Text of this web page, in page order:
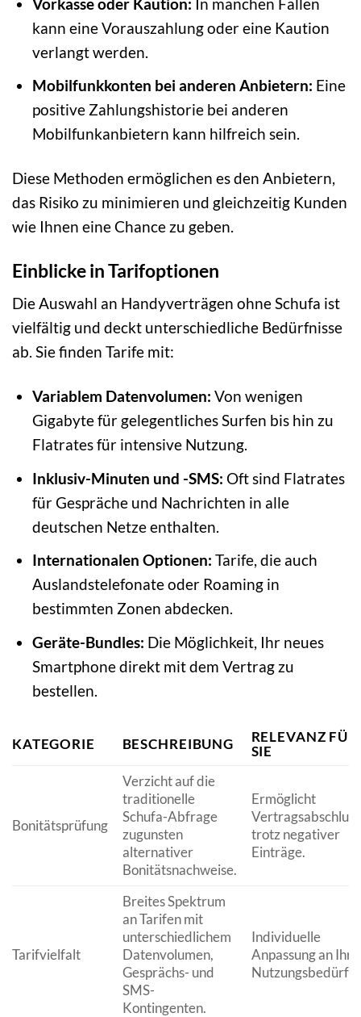
kann eine Vorauszahlung oder eine Kaution
verlangt werden.
Mobilfunkkonten bei anderen Anbietern: Eine
positive Zahlungshistorie bei anderen
Mobilfunkanbietern kann hilfreich sein.
Diese Methoden ermöglichen es den Anbietern,
das Risiko zu minimieren und gleichzeitig Kunden
wie Ihnen eine Chance zu geben.
Einblicke in Tarifoptionen
Die Auswahl an Handyverträgen ohne Schufa ist
vielfältig und deckt unterschiedliche Bedürfnisse
ab. Sie finden Tarife mit:
Variablem Datenvolumen: Von wenigen
Gigabyte für gelegentliches Surfen bis hin zu
Flatrates für intensive Nutzung.
Inklusiv-Minuten und -SMS: Oft sind Flatrates
für Gespräche und Nachrichten in alle
deutschen Netze enthalten.
Internationalen Optionen: Tarife, die auch
Auslandstelefonate oder Roaming in
bestimmten Zonen abdecken.
Geräte-Bundles: Die Möglichkeit, Ihr neues
Smartphone direkt mit dem Vertrag zu
bestellen.
KATEGORIE BESCHREIBUNG
RELEVANZ FÜR
SIE
Bonitätsprüfung
Verzicht auf die
traditionelle
Schufa-Abfrage
zugunsten
alternativer
Bonitätsnachweise.
Ermöglicht
Vertragsabschluss
trotz negativer
Einträge.
Tarifvielfalt
Breites Spektrum
an Tarifen mit
unterschiedlichem
Datenvolumen,
Gesprächs- und
SMS-
Kontingenten.
Individuelle
Anpassung an Ihre